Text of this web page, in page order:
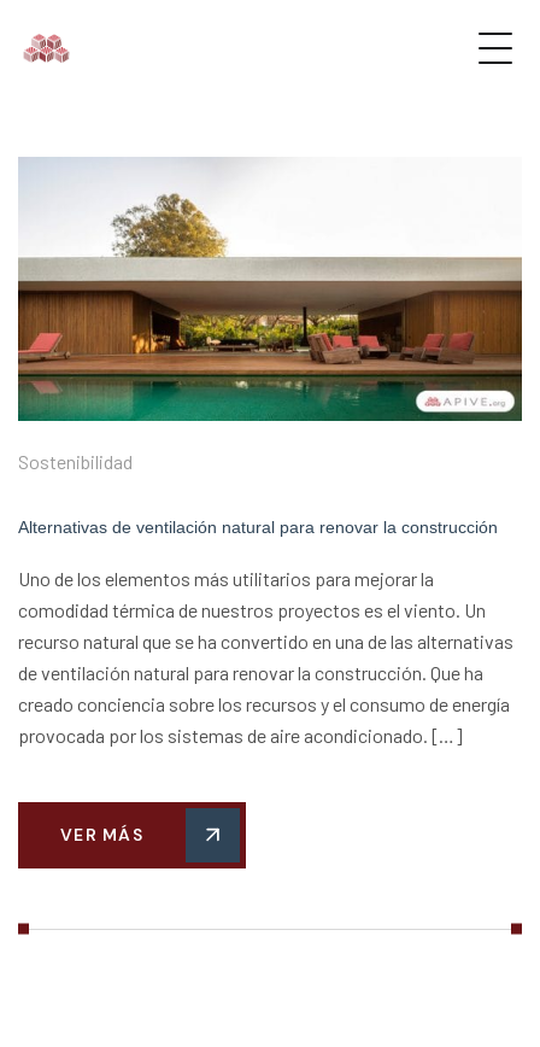
Sostenibilidad
Alternativas de ventilación natural para renovar la construcción
Uno de los elementos más utilitarios para mejorar la
comodidad térmica de nuestros proyectos es el viento. Un
recurso natural que se ha convertido en una de las alternativas
de ventilación natural para renovar la construcción. Que ha
creado conciencia sobre los recursos y el consumo de energía
provocada por los sistemas de aire acondicionado. […]
VER MÁS